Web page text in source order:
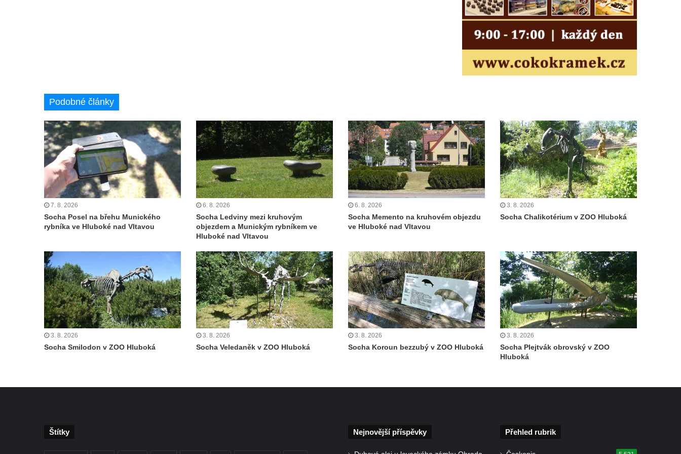
Socha Tornádo v parku na Senovážném
Sousoší Humanoidi na Lannově třídě v
Českých Budějovicích
Pomník Vojtěcha Adalberta Lanny v parku
Na Sadech v Českých Budějovicích
Pomník Přemysla Otakara II. v parku Na
Sadech v Českých Budějovicích
Socha Mateřství v parku Na Sadech v
Českých Budějovicích
Poslední dochovaný tramvajový sloup na
Pražské třídě v Českých Budějovicích
Socha Civilizovaní na Husově třídě v
Českých Budějovicích
Socha svatého Jana Nepomuckého Na
Sadech u Mlýnské stoky v Českých
Budějovicích
Podobné články
7. 8. 2026
Socha Posel na břehu Munického
rybníka ve Hluboké nad Vltavou
6. 8. 2026
Socha Ledviny mezi kruhovým
objezdem a Munickým rybníkem ve
Hluboké nad Vltavou
6. 8. 2026
Socha Memento na kruhovém objezdu
ve Hluboké nad Vltavou
3. 8. 2026
Socha Chalikotérium v ZOO Hluboká
3. 8. 2026
Socha Smilodon v ZOO Hluboká
3. 8. 2026
Socha Veledaněk v ZOO Hluboká
3. 8. 2026
Socha Koroun bezzubý v ZOO Hluboká
3. 8. 2026
Socha Plejtvák obrovský v ZOO
Hluboká
Štítky Nejnovější příspěvky Přehled rubrik